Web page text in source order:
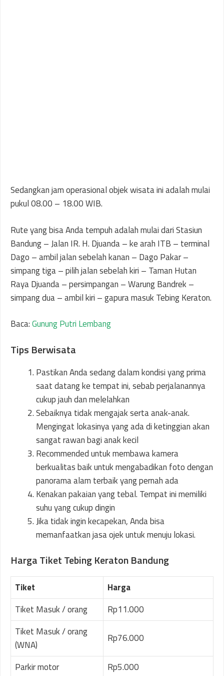
Sedangkan jam operasional objek wisata ini adalah mulai
pukul 08.00 – 18.00 WIB.
Rute yang bisa Anda tempuh adalah mulai dari Stasiun
Bandung – Jalan IR. H. Djuanda – ke arah ITB – terminal
Dago – ambil jalan sebelah kanan – Dago Pakar –
simpang tiga – pilih jalan sebelah kiri – Taman Hutan
Raya Djuanda – persimpangan – Warung Bandrek –
simpang dua – ambil kiri – gapura masuk Tebing Keraton.
Baca:Gunung Putri Lembang
Tips Berwisata
Pastikan Anda sedang dalam kondisi yang prima
saat datang ke tempat ini, sebab perjalanannya
cukup jauh dan melelahkan
Sebaiknya tidak mengajak serta anak-anak.
Mengingat lokasinya yang ada di ketinggian akan
sangat rawan bagi anak kecil
Recommended untuk membawa kamera
berkualitas baik untuk mengabadikan foto dengan
panorama alam terbaik yang pernah ada
Kenakan pakaian yang tebal. Tempat ini memiliki
suhu yang cukup dingin
Jika tidak ingin kecapekan, Anda bisa
memanfaatkan jasa ojek untuk menuju lokasi.
Harga Tiket Tebing Keraton Bandung
Tiket
Harga
Tiket Masuk / orang
Rp11.000
Tiket Masuk / orang
(WNA)
Rp76.000
Parkir motor Rp5.000